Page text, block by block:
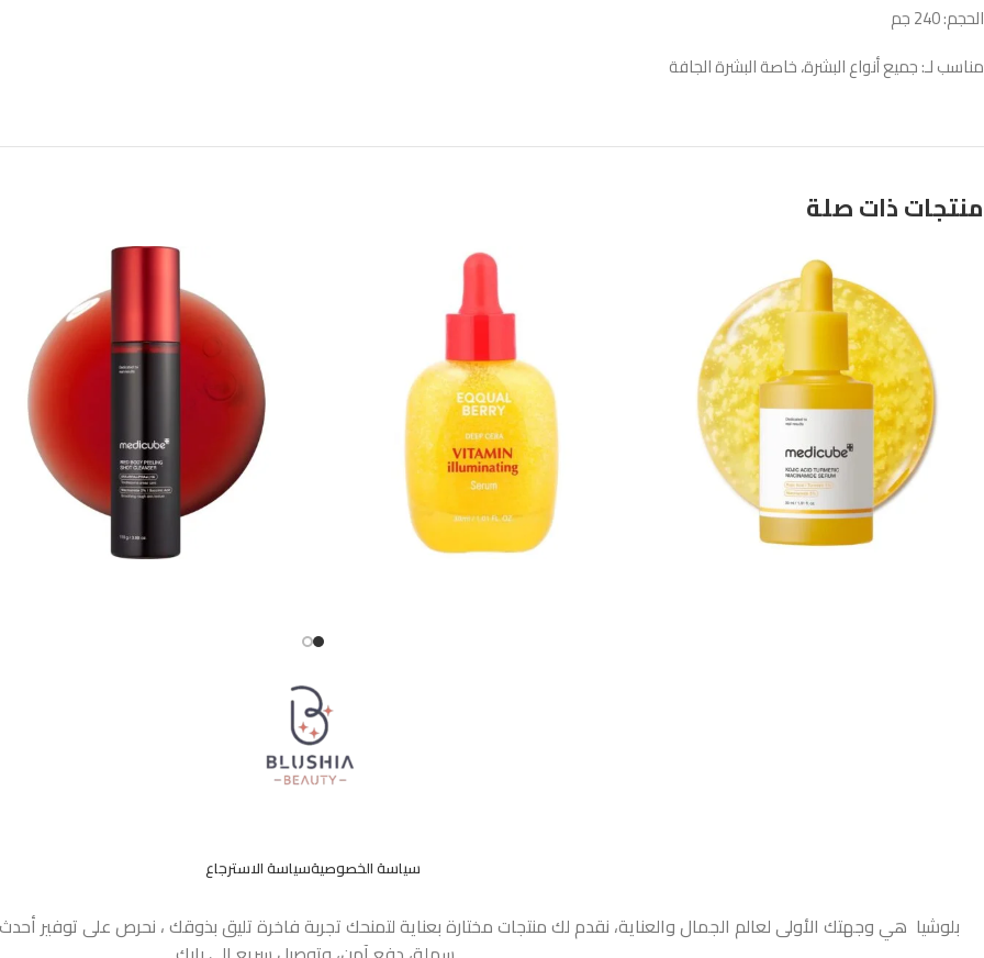
الحجم: 240 جم
مناسب لـ: جميع أنواع البشرة، خاصة البشرة الجافة
منتجات ذات صلة
سياسة الخصوصيةسياسة الاسترجاع
بلوشيا هي وجهتك الأولى لعالم الجمال والعناية، نقدم لك منتجات مختارة بعناية لتمنحك تجربة فاخرة تليق بذوقك ، نحرص على توفير